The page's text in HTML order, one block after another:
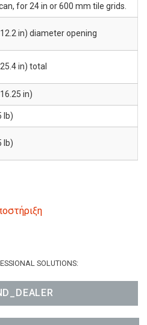
for 24 in or 600 mm tile grids.
in) diameter opening
in) total
in)
lb)
lb)
SOLUTIONS: